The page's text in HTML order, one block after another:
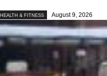
HEALTH & FITNESS August 9, 2026